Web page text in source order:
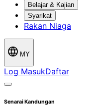
Belajar & Kajian
Syarikat
Rakan Niaga
MY
Log MasukDaftar
Senarai Kandungan